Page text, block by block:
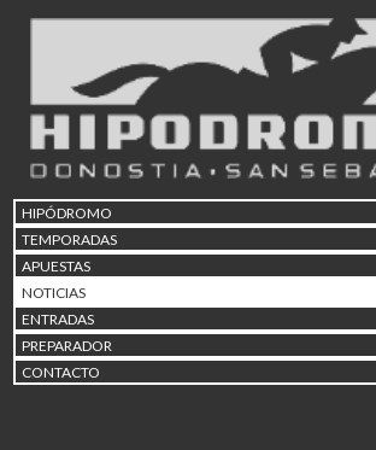
HIPÓDROMO
TEMPORADAS
APUESTAS
NOTICIAS
ENTRADAS
PREPARADOR
CONTACTO